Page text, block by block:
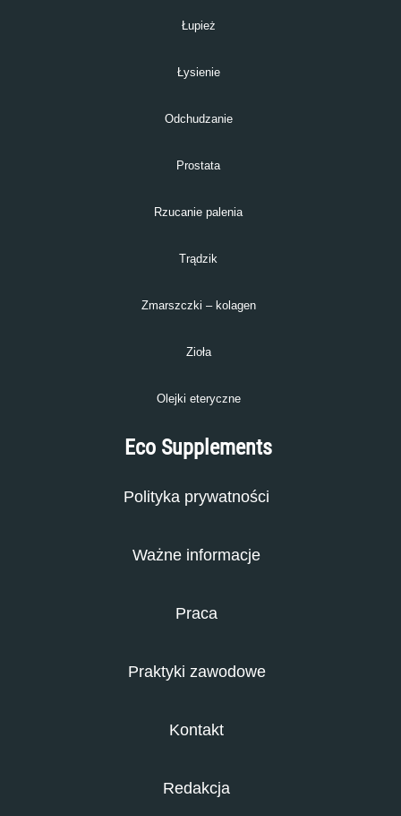
Łupież
Łysienie
Odchudzanie
Prostata
Rzucanie palenia
Trądzik
Zmarszczki – kolagen
Zioła
Olejki eteryczne
Eco Supplements
Polityka prywatności
Ważne informacje
Praca
Praktyki zawodowe
Kontakt
Redakcja